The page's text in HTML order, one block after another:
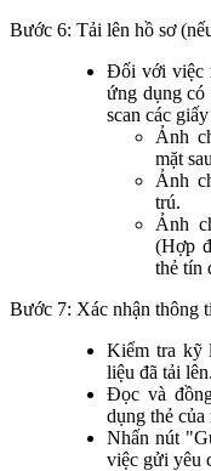
Bước 6: Tải lên hồ sơ
Đối với việc
ứng dụng có
scan các
Ảnh
mặt
Ảnh
trú.
Ảnh
(Hợp
thẻ tín
Bước 7: Xác nhận thông
Kiểm tra kỹ
liệu đã tải lên.
Đọc và
dụng thẻ của
Nhấn nút
việc gửi yêu